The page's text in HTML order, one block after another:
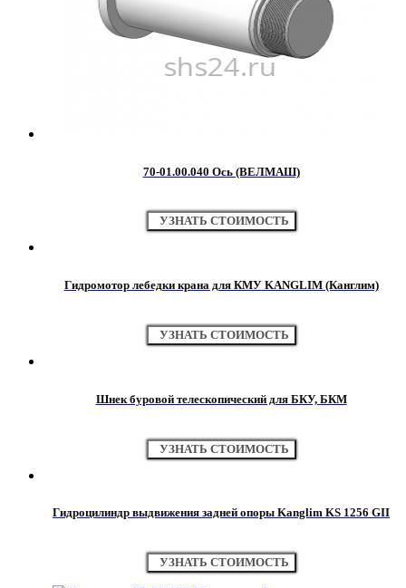
70-01.00.040 Ось (ВЕЛМАШ)
УЗНАТЬ СТОИМОСТЬ
Гидромотор лебедки крана для КМУ KANGLIM (Канглим)
УЗНАТЬ СТОИМОСТЬ
Шнек буровой телескопический для БКУ, БКМ
УЗНАТЬ СТОИМОСТЬ
Гидроцилиндр выдвижения задней опоры Kanglim KS 1256 GII
УЗНАТЬ СТОИМОСТЬ